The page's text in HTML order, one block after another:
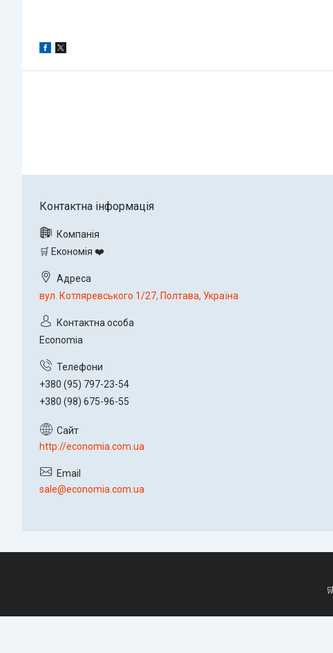
🛒 Економія ❤️
вул. Котляревського 1/27, Полтава, Україна
Economia
+380 (95) 797-23-54
+380 (98) 675-96-55
http://economia.com.ua
sale@economia.com.ua